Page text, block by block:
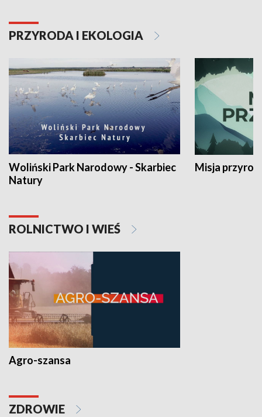
PRZYRODA I EKOLOGIA
Woliński Park Narodowy - Skarbiec
Natury
Misja
ROLNICTWO I WIEŚ
Agro-szansa
ZDROWIE